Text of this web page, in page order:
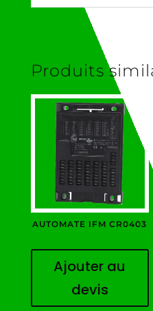
Produits
AUTOMATE IFM CR0403
Ajouter au
devis